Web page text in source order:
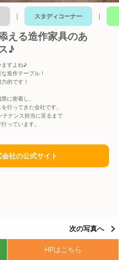
｜ スタディコーナー ｜
える造作家具のあ
♪
ますよね♪
造作テーブル！
的です！
に密着し、
行ってきた会社です。
ナンス担当に至るまで
っています。
社の公式サイト
次の写真へ
HPはこちら